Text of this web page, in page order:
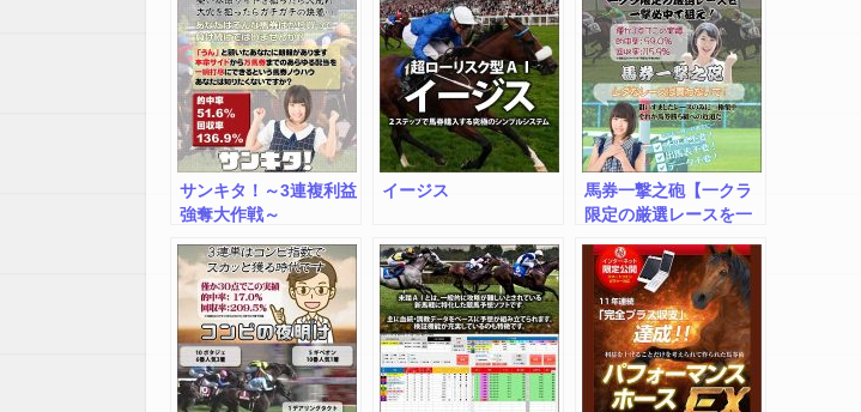
限無制限サポート付
き！
サンキタ！～3連複利益
強奪大作戦～
イージス
馬券一撃之砲【一クラ
限定の厳選レースを一